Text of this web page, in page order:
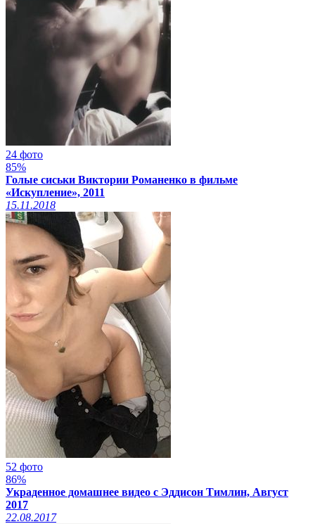
24 фото
85%
Голые сиськи Виктории Романенко в фильме
«Искупление», 2011
15.11.2018
52 фото
86%
Украденное домашнее видео с Эддисон Тимлин, Август
2017
22.08.2017